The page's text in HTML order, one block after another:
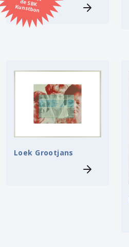
Kunstbon
Kunstenaar
Zoeken
Loek Grootjans